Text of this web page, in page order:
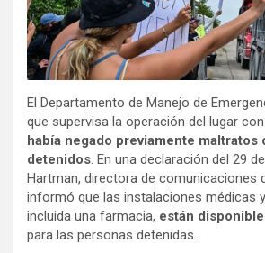
El Departamento de Manejo de
que supervisa la operación del lugar
había negado previamente maltratos
detenidos. En una declaración del 29
Hartman, directora de comunicaciones
informó que las instalaciones médicas
incluida una farmacia, están
para las personas detenidas.